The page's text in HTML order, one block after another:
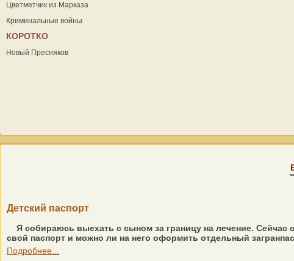
Цветметчик из Марказа
Криминальные войны
КОРОТКО
Новый Пресняков
Детский паспорт
Я собираюсь выехать с сыном за границу на лечение.
свой паспорт и можно ли на него оформить отдельный
Подробнее...